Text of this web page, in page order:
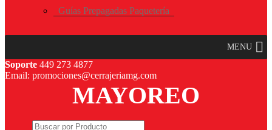
Guías Prepagadas Paquetería
MENU
Soporte 449 273 4877
Email: promociones@cerrajeriamg.com
MAYOREO